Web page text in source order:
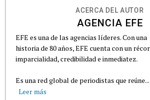
ACERCA DEL AUTOR
AGENCIA EFE
EFE es una de las agencias líderes. Con una
historia de 80 años, EFE cuenta con un
imparcialidad, credibilidad e inmediatez.
Es una red global de periodistas que reúne...
Leer más